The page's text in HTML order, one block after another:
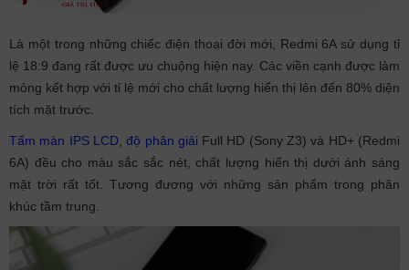
Là một trong những chiếc điện thoại đời mới, Redmi 6A sử dụng tỉ
lệ 18:9 đang rất được ưu chuộng hiện nay. Các viền cạnh được làm
mỏng kết hợp với tỉ lệ mới cho chất lượng hiển thị lên đến 80% diện
tích mặt trước.
Tấm màn IPS LCD,độ phân giải Full HD (Sony Z3) và HD+ (Redmi
6A) đều cho màu sắc sắc nét, chất lượng hiển thị dưới ánh sáng
mặt trời rất tốt. Tương đương với những sản phẩm trong phân
khúc tầm trung.